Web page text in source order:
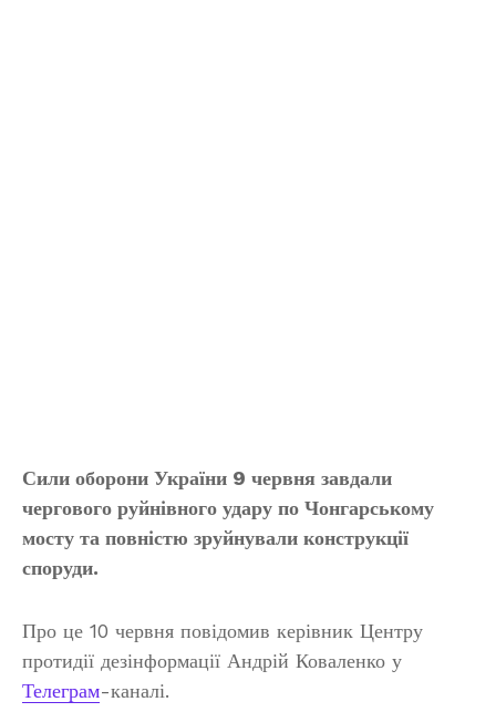
Сили оборони України 9 червня завдали
чергового руйнівного удару по Чонгарському
мосту та повністю зруйнували конструкції
споруди.
Про це 10 червня повідомив керівник Центру
протидії дезінформації Андрій Коваленко у
Телеграм-каналі.